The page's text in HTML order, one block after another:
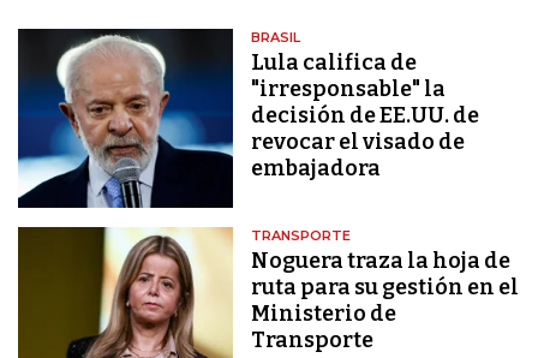
BRASIL
Lula califica de
"irresponsable" la
decisión de EE.UU. de
revocar el visado de
embajadora
TRANSPORTE
Noguera traza la hoja de
ruta para su gestión en el
Ministerio de
Transporte